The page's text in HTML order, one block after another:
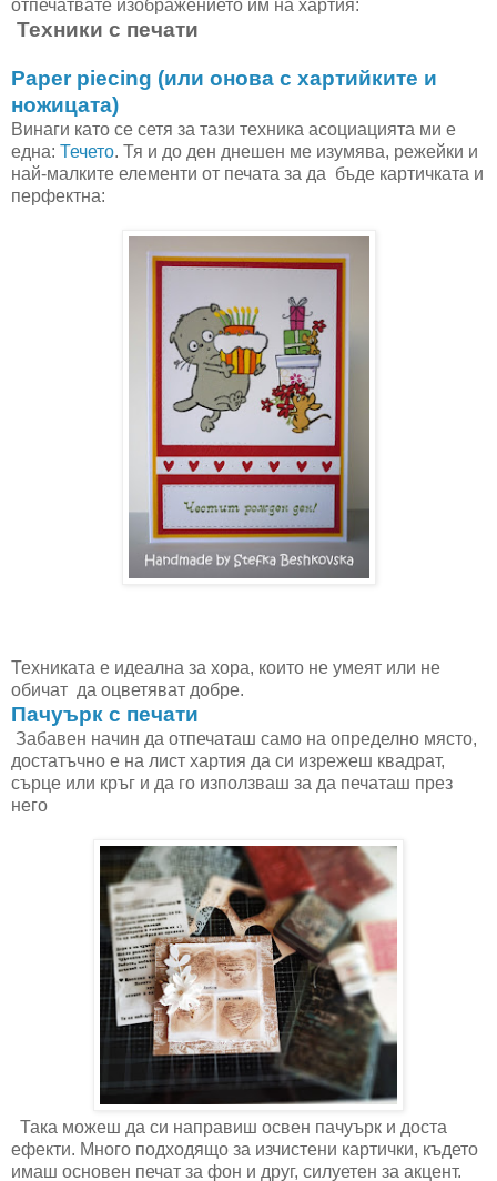
отпечатвате изображението им на хартия:
Техники с печати
Paper piecing (или онова с хартийките и
ножицата)
Винаги като се сетя за тази техника асоциацията ми е
една: Течето. Тя и до ден днешен ме изумява, режейки и
най-малките елементи от печата за да бъде картичката и
перфектна:
Техниката е идеална за хора, които не умеят или не
обичат да оцветяват добре.
Пачуърк с печати
Забавен начин да отпечаташ само на определно място,
достатъчно е на лист хартия да си изрежеш квадрат,
сърце или кръг и да го използваш за да печаташ през
него
Така можеш да си направиш освен пачуърк и доста
ефекти. Много подходящо за изчистени картички, където
имаш основен печат за фон и друг, силуетен за акцент.